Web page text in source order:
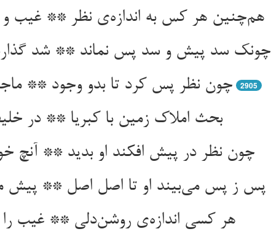
هم‌چنین هر کس به اندازه‌ی نظر ** غیب و
چونک سد پیش و سد پس نماند ** شد
چون نظر پس کرد تا بدو وجود **
2905
بحث املاک زمین با کبریا ** در
چون نظر در پیش افکند او بدید ** آنچ
پس ز پس می‌بیند او تا اصل اصل ** پیش
هر کسی اندازه‌ی روشن‌دلی ** غیب را